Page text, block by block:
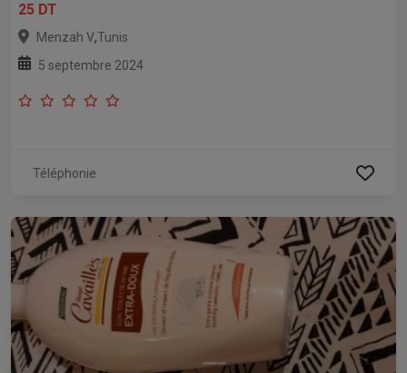
25 DT
Menzah V,Tunis
5 septembre 2024
Téléphonie